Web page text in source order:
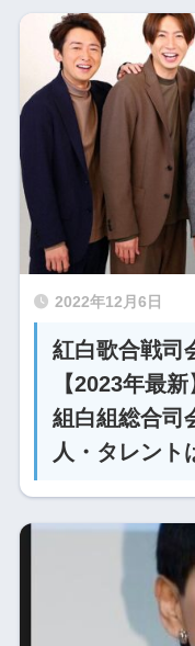
2022年12月6日
紅白歌合戦司
【2023年最
組白組総合司
人・タレント